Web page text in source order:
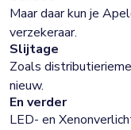
Maar daar kun je
verzekeraar.
Slijtage
Zoals
nieuw.
En verder
LED- en